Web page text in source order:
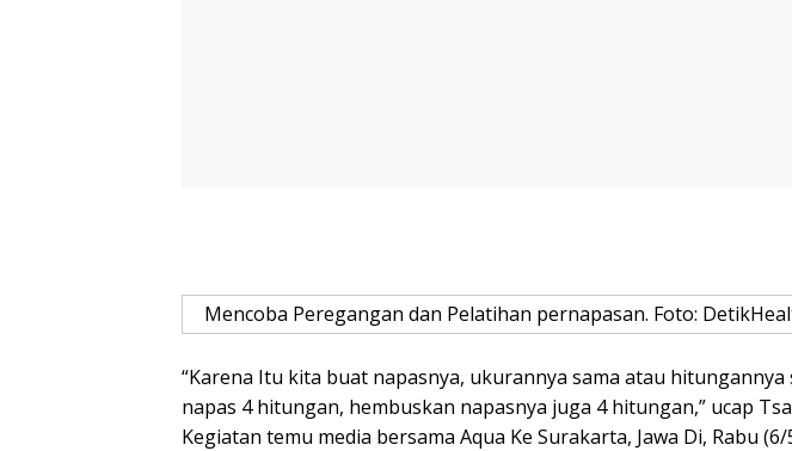
Mencoba Peregangan dan Pelatihan pernapasan. Foto:
“Karena Itu kita buat napasnya, ukurannya sama atau hitungannya
napas 4 hitungan, hembuskan napasnya juga 4 hitungan,” ucap
Kegiatan temu media bersama Aqua Ke Surakarta, Jawa Di, Rabu (6/